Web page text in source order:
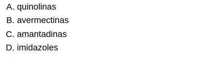
quinolinas
avermectinas
amantadinas
imidazoles